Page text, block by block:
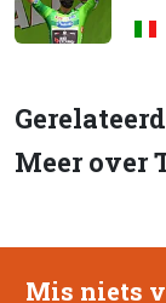
Meer over
Mis niets